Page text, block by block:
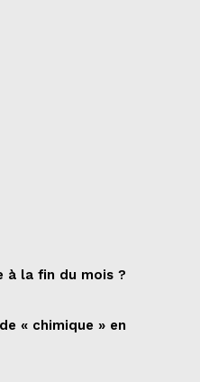
à la fin du mois ?
« chimique » en